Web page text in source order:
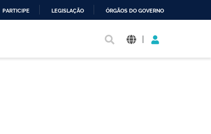
PARTICIPE LEGISLAÇÃO ÓRGÃOS DO GOVERNO
|